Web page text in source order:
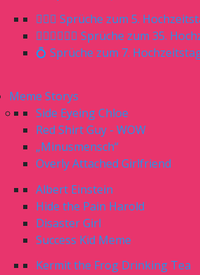
🤵🏼‍♀️ Sprüche zum 5.
🤵🏼‍♂️👰🏼‍♀️ Sprüche zum 35.
💍 Sprüche zum 7.
Meme Storys
Side Eyeing Chloe
Red Shirt Guy - WOW
„Minusmensch“
Overly Attached Girlfriend
Albert Einstein
Hide the Pain Harold
Disaster Girl
Success Kid Meme
Kermit the Frog Drinking Tea